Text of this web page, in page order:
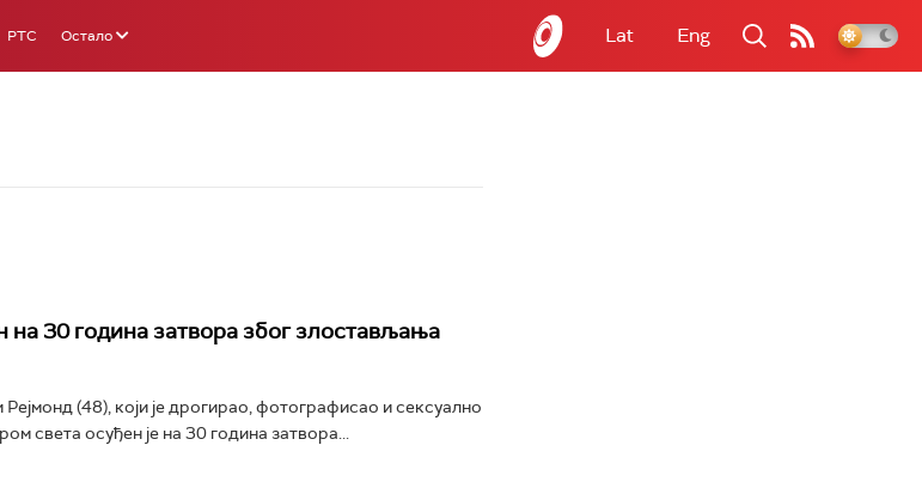
РТС Остало Lat Eng
30 година затвора због злостављања
(48), који је дрогирао, фотографисао и сексуално
света осуђен је на 30 година затвора...